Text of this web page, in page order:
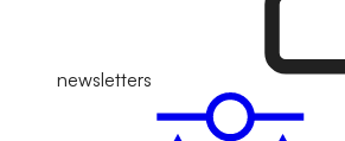
newsletters